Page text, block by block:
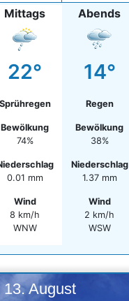
Mittags
22°
Sprühregen
Bewölkung
74%
0.01 mm
Wind
8 km/h
WNW
Abends
14°
Regen
Bewölkung
38%
Niederschlag
1.37 mm
Wind
2 km/h
WSW
August